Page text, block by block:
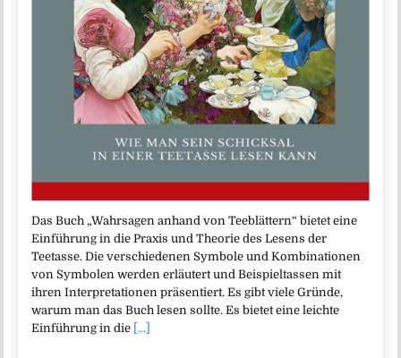
Das Buch „Wahrsagen anhand von Teeblättern“ bietet eine
Einführung in die Praxis und Theorie des Lesens der
Teetasse. Die verschiedenen Symbole und Kombinationen
von Symbolen werden erläutert und Beispieltassen mit
ihren Interpretationen präsentiert. Es gibt viele Gründe,
warum man das Buch lesen sollte. Es bietet eine leichte
Einführung in die [...]